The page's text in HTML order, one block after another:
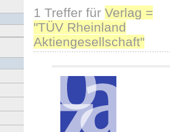
1 Treffer für Verlag =
"TÜV Rheinland
Aktiengesellschaft"